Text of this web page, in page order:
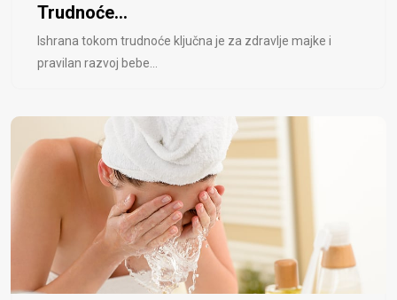
Trudnoće...
Ishrana tokom trudnoće ključna je za zdravlje majke i
pravilan razvoj bebe...